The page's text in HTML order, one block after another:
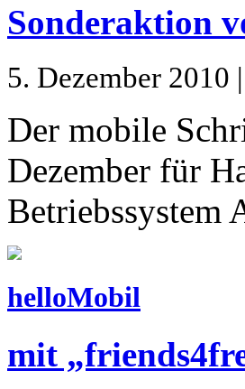
Sonderaktion
5. Dezember 2010 |
Der mobile
Dezember für
Betriebssystem
helloMobil
mit